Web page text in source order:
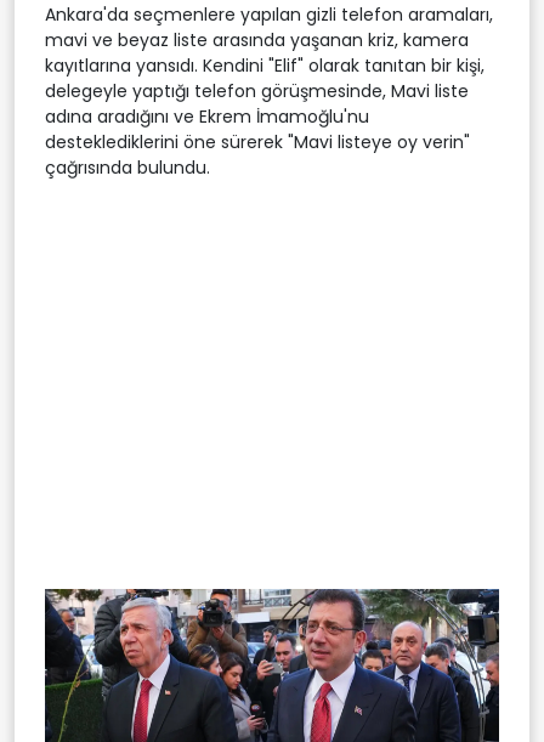
Ankara'da seçmenlere yapılan gizli telefon aramaları,
mavi ve beyaz liste arasında yaşanan kriz, kamera
kayıtlarına yansıdı. Kendini "Elif" olarak tanıtan bir kişi,
delegeyle yaptığı telefon görüşmesinde, Mavi liste
adına aradığını ve Ekrem İmamoğlu'nu
desteklediklerini öne sürerek "Mavi listeye oy verin"
çağrısında bulundu.